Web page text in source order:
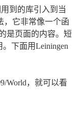
到的库引入到当
，它非常像一个函
是页面的内容。短
下面用Leiningen
World，就可以看